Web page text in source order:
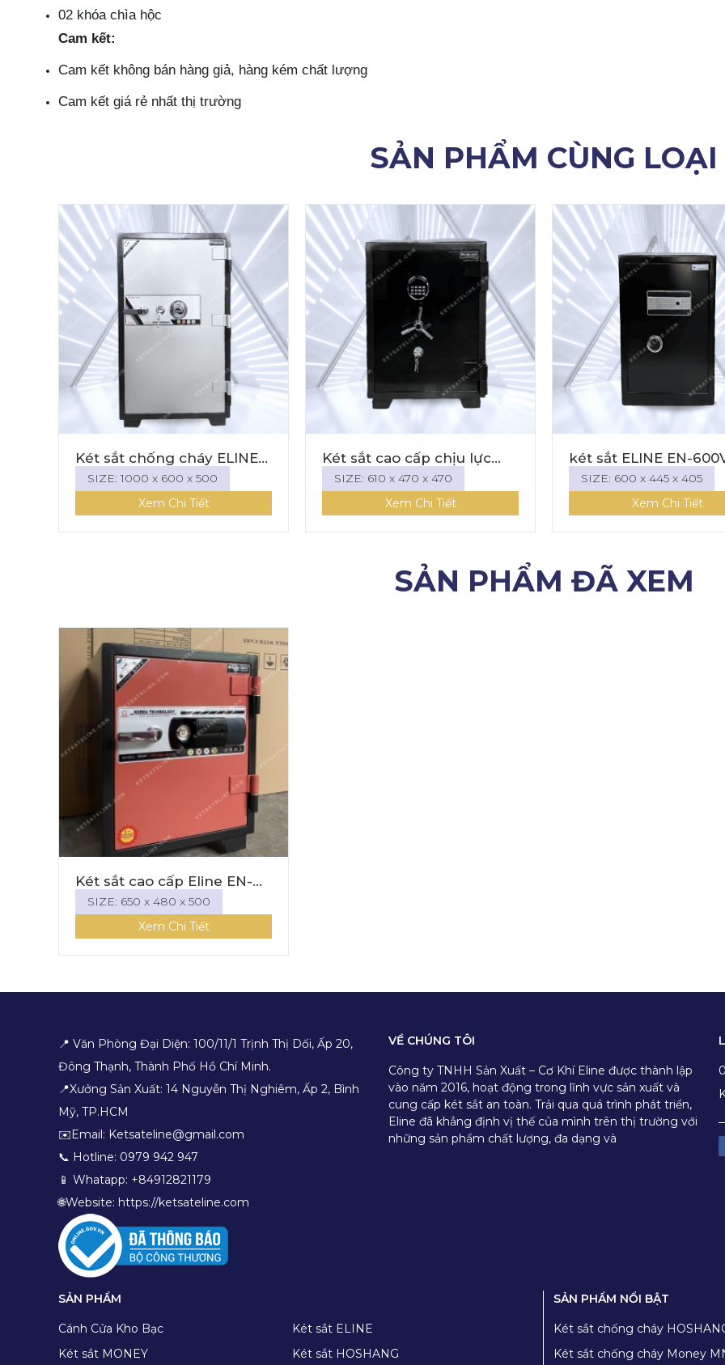
02 khóa chìa hộc
Cam kết:
Cam kết không bán hàng giả, hàng kém chất lượng
Cam kết giá rẻ nhất thị trường
SẢN PHẨM CÙNG LOẠI
sắt chống cháy ELINE
EN-100C ( KHÓA CƠ)
SIZE: 1000 x 600 x 500
Két sắt cao cấp chịu lực
Eline EN-69E (điện tử tròn-
led)
SIZE: 610 x 470 x 470
két sắt ELINE EN-600V8
Khóa kết nối được với dt
SIZE: 600 x 445 x 405
SẢN PHẨM ĐÃ XEM
Két sắt cao cấp Eline EN-
65E
SIZE: 650 x 480 x 500
Xem Chi Tiết
📍 Văn Phòng Đại Diện: 100/11/1 Trịnh Thị Dối, Ấp 20,
Đông Thạnh, Thành Phố Hồ Chí Minh.
📍Xưởng Sản Xuất: 14 Nguyễn Thị Nghiêm, Ấp 2, Bình
Mỹ, TP.HCM
✉️Email: Ketsateline@gmail.com
📞 Hotline: 0979 942 947
📱 Whatapp: +84912821179
🌐Website: https://ketsateline.com
VỀ CHÚNG TÔI
Công ty TNHH Sản Xuất – Cơ Khí Eline được thành lập
vào năm 2016, hoạt động trong lĩnh vực sản xuất và
cung cấp két sắt an toàn. Trải qua quá trình phát triển,
Eline đã khẳng định vị thế của mình trên thị trường với
những sản phẩm chất lượng, đa dạng và
SẢN PHẨM
Cánh Cửa Kho Bạc
Két sắt ELINE
Két sắt MONEY
Két sắt HOSHANG
SẢN PHẨM NỔI BẬT
Két sắt chống cháy
TỬ)
Két sắt chống cháy Money